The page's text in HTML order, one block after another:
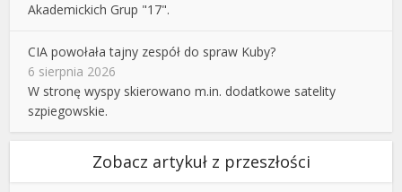
Akademickich Grup "17".
CIA powołała tajny zespół do spraw Kuby?
6 sierpnia 2026
W stronę wyspy skierowano m.in. dodatkowe satelity
szpiegowskie.
Zobacz artykuł z przeszłości